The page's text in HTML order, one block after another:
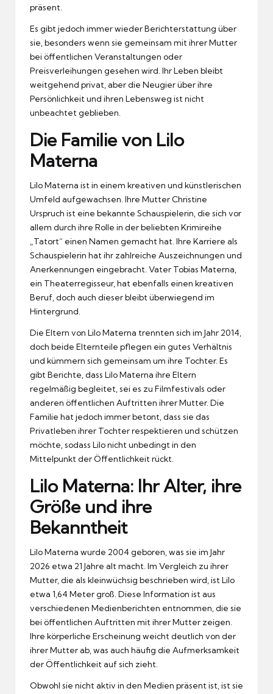
präsent.
Es gibt jedoch immer wieder Berichterstattung über
sie, besonders wenn sie gemeinsam mit ihrer Mutter
bei öffentlichen Veranstaltungen oder
Preisverleihungen gesehen wird. Ihr Leben bleibt
weitgehend privat, aber die Neugier über ihre
Persönlichkeit und ihren Lebensweg ist nicht
unbeachtet geblieben.
Die Familie von Lilo
Materna
Lilo Materna ist in einem kreativen und künstlerischen
Umfeld aufgewachsen. Ihre Mutter Christine
Urspruch ist eine bekannte Schauspielerin, die sich vor
allem durch ihre Rolle in der beliebten Krimireihe
„Tatort“ einen Namen gemacht hat. Ihre Karriere als
Schauspielerin hat ihr zahlreiche Auszeichnungen und
Anerkennungen eingebracht. Vater Tobias Materna,
ein Theaterregisseur, hat ebenfalls einen kreativen
Beruf, doch auch dieser bleibt überwiegend im
Hintergrund.
Die Eltern von Lilo Materna trennten sich im Jahr 2014,
doch beide Elternteile pflegen ein gutes Verhältnis
und kümmern sich gemeinsam um ihre Tochter. Es
gibt Berichte, dass Lilo Materna ihre Eltern
regelmäßig begleitet, sei es zu Filmfestivals oder
anderen öffentlichen Auftritten ihrer Mutter. Die
Familie hat jedoch immer betont, dass sie das
Privatleben ihrer Tochter respektieren und schützen
möchte, sodass Lilo nicht unbedingt in den
Mittelpunkt der Öffentlichkeit rückt.
Lilo Materna: Ihr Alter, ihre
Größe und ihre
Bekanntheit
Lilo Materna wurde 2004 geboren, was sie im Jahr
2026 etwa 21 Jahre alt macht. Im Vergleich zu ihrer
Mutter, die als kleinwüchsig beschrieben wird, ist Lilo
etwa 1,64 Meter groß. Diese Information ist aus
verschiedenen Medienberichten entnommen, die sie
bei öffentlichen Auftritten mit ihrer Mutter zeigen.
Ihre körperliche Erscheinung weicht deutlich von der
ihrer Mutter ab, was auch häufig die Aufmerksamkeit
der Öffentlichkeit auf sich zieht.
Obwohl sie nicht aktiv in den Medien präsent ist, ist sie